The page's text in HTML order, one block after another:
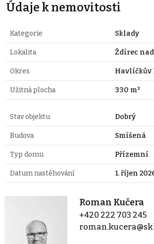
Údaje k nemovitosti
Kategorie Sklady
Lokalita Ždírec
Okres Havlíčkův
Užitná plocha 330 m²
Stav objektu Dobrý
Budova Smíšená
Typ domu Přízemní
Datum nastěhování 1. říjen
Roman Kučera
+420 222 703 245